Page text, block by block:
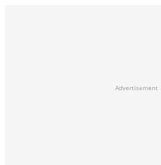
Advertisement